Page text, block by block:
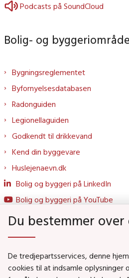
Podcasts på SoundCloud
Bolig- og
Bygningsreglementet
Byfornyelsesdatabasen
Radonguiden
Legionellaguiden
Godkendt til drikkevand
Kend din byggevare
Huslejenaevn.dk
Bolig og byggeri på LinkedIn
Bolig og byggeri på YouTube
Social- og Boligministeriet
Du bestemmer over
De tredjepartsservices, denne
cookies til at indsamle oplysninger